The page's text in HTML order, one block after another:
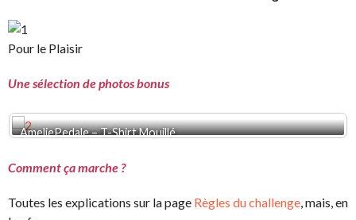
Pour le Plaisir
Une sélection de photos bonus
AmeliePedale – T-Shirt Mouillé
Comment ça marche ?
Toutes les explications sur la page Règles du challenge , mais, en